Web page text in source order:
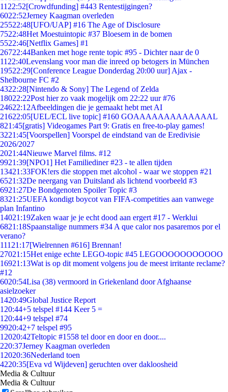
11 22:52[Crowdfunding] #443 Rentestijgingen?
6022:52Jerney Kaagman overleden
25522:48[UFO/UAP] #16 The Age of Disclosure
7522:48Het Moestuintopic #37 Bloesem in de bomen
5522:46[Netflix Games] #1
26722:44Banken met hoge rente topic #95 - Dichter naar de 0
11 22:40Levenslang voor man die inreed op betogers in München
19522:29[Conference League Donderdag 20:00 uur] Ajax -
Shelbourne FC #2
4322:28[Nintendo & Sony] The Legend of Zelda
18022:22Post hier zo vaak mogelijk om 22:22 uur #76
24622:12Afbeeldingen die je gemaakt hebt met AI
21622:05[UEL/ECL live topic] #160 GOAAAAAAAAAAAAAL
821:45[gratis] Videogames Part 9: Gratis en free-to-play games!
3221:45[Voorspellen] Voorspel de eindstand van de Eredivisie
2026/2027
2021:44Nieuwe Marvel films. #12
9921:39[NPO1] Het Familiediner #23 - te allen tijden
13421:33FOK!ers die stoppen met alcohol - waar we stoppen #21
6521:32De neergang van Duitsland als lichtend voorbeeld #3
6921:27De Bondgenoten Spoiler Topic #3
8321:25UEFA kondigt boycot van FIFA-competities aan vanwege
plan Infantino
14021:19Zaken waar je je echt dood aan ergert #17 - Werklui
6821:18Spaanstalige nummers #34 A que calor nos pasaremos por el
verano?
111 21:17[Wielrennen #616] Brennan!
27021:15Het enige echte LEGO-topic #45 LEGOOOOOOOOOOO
16921:13Wat is op dit moment volgens jou de meest irritante reclame?
#12
6020:54Lisa (38) vermoord in Griekenland door Afghaanse
asielzoeker
1420:49Global Justice Report
1 20:44+5 telspel #144 Keer 5 =
1 20:44+9 telspel #74
9920:42+7 telspel #95
12020:42Teltopic #1558 tel door en door en door....
220:37Jerney Kaagman overleden
12020:36Nederland toen
4220:35[Eva vd Wijdeven] geruchten over dakloosheid
Media & Cultuur
Media & Cultuur